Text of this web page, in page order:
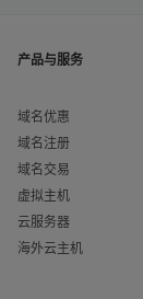
产品与服务
域名优惠
域名注册
域名交易
虚拟主机
云服务器
海外云主机